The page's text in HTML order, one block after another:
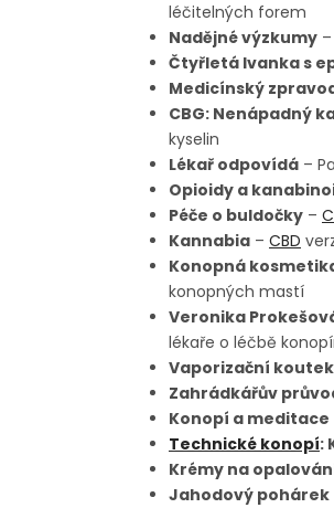
léčitelných forem
Nadějné výzkumy
Čtyřletá Ivanka s
Medicínský
CBG: Nenápadný
kyselin
Lékař odpovídá –
Opioidy a
Péče o buldočky –
Kannabia – CBD
Konopná
konopných mastí
Veronika
lékaře o léčbě
Vaporizační
Zahrádkářův
Konopí a meditace
Technické konopí:
Krémy na
Jahodový pohárek